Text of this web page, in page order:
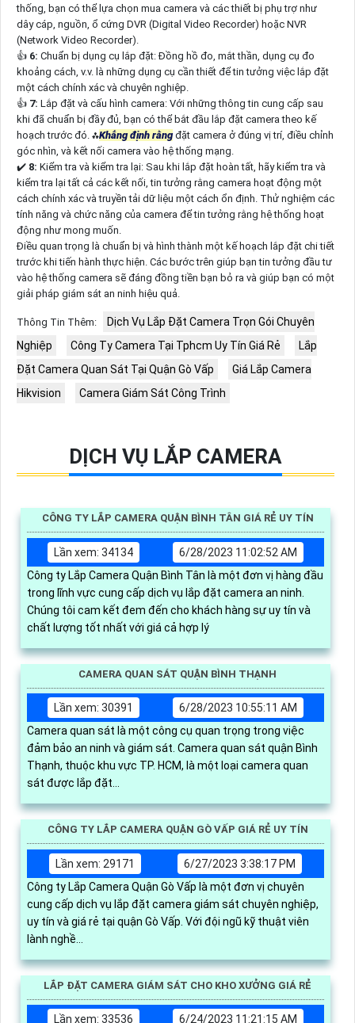
thống, bạn có thể lựa chọn mua camera và các thiết bị phụ trợ như
dây cáp, nguồn, ổ cứng DVR (Digital Video Recorder) hoặc NVR
(Network Video Recorder).
👍 6: Chuẩn bị dụng cụ lắp đặt: Đồng hồ đo, mắt thần, dụng cụ đo
khoảng cách, v.v. là những dụng cụ cần thiết để tin tưởng việc lắp đặt
một cách chính xác và chuyên nghiệp.
👍 7: Lắp đặt và cấu hình camera: Với những thông tin cung cấp sau
khi đã chuẩn bị đầy đủ, bạn có thể bắt đầu lắp đặt camera theo kế
hoạch trước đó. ⁂Khẳng định rằngđặt camera ở đúng vị trí, điều chỉnh
góc nhìn, và kết nối camera vào hệ thống mạng.
✔️ 8: Kiểm tra và kiểm tra lại: Sau khi lắp đặt hoàn tất, hãy kiểm tra và
kiểm tra lại tất cả các kết nối, tin tưởng rằng camera hoạt động một
cách chính xác và truyền tải dữ liệu một cách ổn định. Thử nghiệm các
tính năng và chức năng của camera để tin tưởng rằng hệ thống hoạt
động như mong muốn.
Điều quan trọng là chuẩn bị và hình thành một kế hoạch lắp đặt chi tiết
trước khi tiến hành thực hiện. Các bước trên giúp bạn tin tưởng đầu tư
vào hệ thống camera sẽ đáng đồng tiền bạn bỏ ra và giúp bạn có một
giải pháp giám sát an ninh hiệu quả.
Thông Tin Thêm:
Dịch Vụ Lắp Đặt Camera Trọn Gói Chuyên
Nghiệp
Công Ty Camera Tại Tphcm Uy Tín Giá Rẻ
Lắp
Đặt Camera Quan Sát Tại Quận Gò Vấp
Giá Lắp Camera
Hikvision
Camera Giám Sát Công Trình
DỊCH VỤ LẮP CAMERA
CÔNG TY LẮP CAMERA QUẬN BÌNH TÂN GIÁ RẺ UY TÍN
Lần xem: 34134
6/28/2023 11:02:52 AM
Công ty Lắp Camera Quận Bình Tân là một đơn vị hàng đầu
trong lĩnh vực cung cấp dịch vụ lắp đặt camera an ninh.
Chúng tôi cam kết đem đến cho khách hàng sự uy tín và
chất lượng tốt nhất với giá cả hợp lý
CAMERA QUAN SÁT QUẬN BÌNH THẠNH
Lần xem: 30391
6/28/2023 10:55:11 AM
Camera quan sát là một công cụ quan trọng trong việc
đảm bảo an ninh và giám sát. Camera quan sát quận Bình
Thạnh, thuộc khu vực TP. HCM, là một loại camera quan
sát được lắp đặt...
CÔNG TY LẮP CAMERA QUẬN GÒ VẤP GIÁ RẺ UY TÍN
Lần xem: 29171
6/27/2023 3:38:17 PM
Công ty Lắp Camera Quận Gò Vấp là một đơn vị chuyên
cung cấp dịch vụ lắp đặt camera giám sát chuyên nghiệp,
uy tín và giá rẻ tại quận Gò Vấp. Với đội ngũ kỹ thuật viên
lành nghề...
LẮP ĐẶT CAMERA GIÁM SÁT CHO KHO XƯỞNG GIÁ RẺ
Lần xem: 33536 6/24/2023 11:21:15 AM